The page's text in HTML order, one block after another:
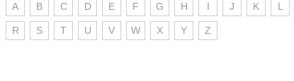
A B C D E F G H I J K L
R S T U V W X Y Z